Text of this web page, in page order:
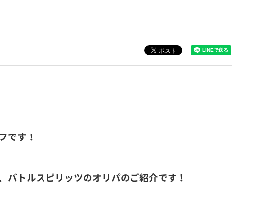
です！
バトルスピリッツのオリパのご紹介です！